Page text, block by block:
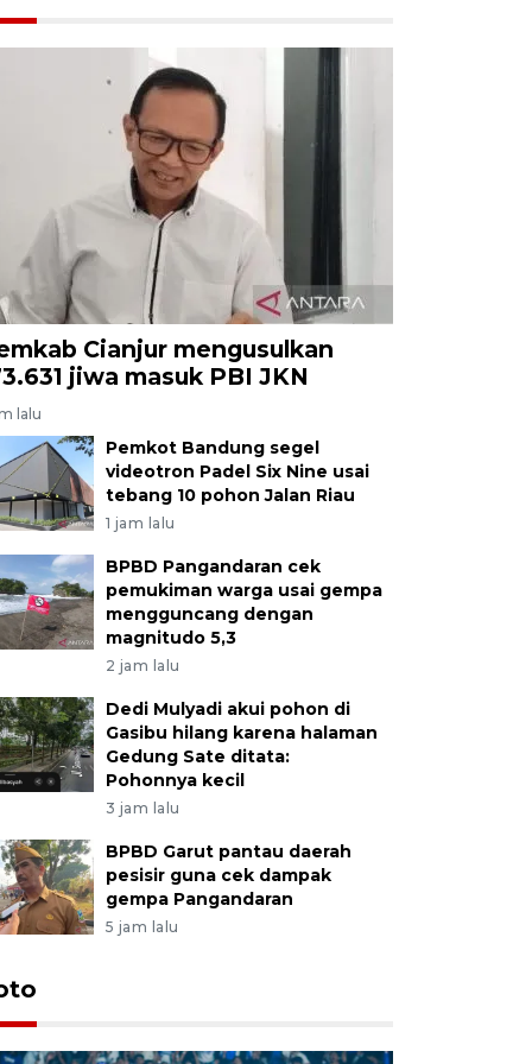
Cianjur mengusulkan
jiwa masuk PBI JKN
lalu
Pemkot Bandung segel
videotron Padel Six Nine usai
tebang 10 pohon Jalan Riau
1 jam lalu
BPBD Pangandaran cek
pemukiman warga usai gempa
mengguncang dengan
magnitudo 5,3
2 jam lalu
Dedi Mulyadi akui pohon di
Gasibu hilang karena halaman
Gedung Sate ditata:
Pohonnya kecil
3 jam lalu
BPBD Garut pantau daerah
pesisir guna cek dampak
gempa Pangandaran
5 jam lalu